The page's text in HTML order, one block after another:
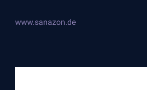
www.sanazon.de